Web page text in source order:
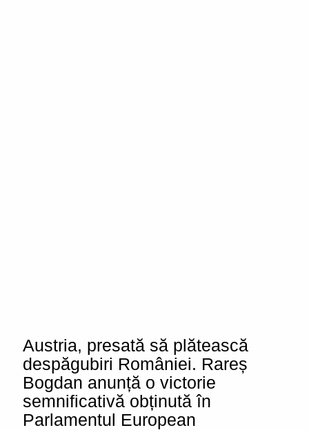
Austria, presată să plătească
despăgubiri României. Rareș
Bogdan anunță o victorie
semnificativă obținută în
Parlamentul European